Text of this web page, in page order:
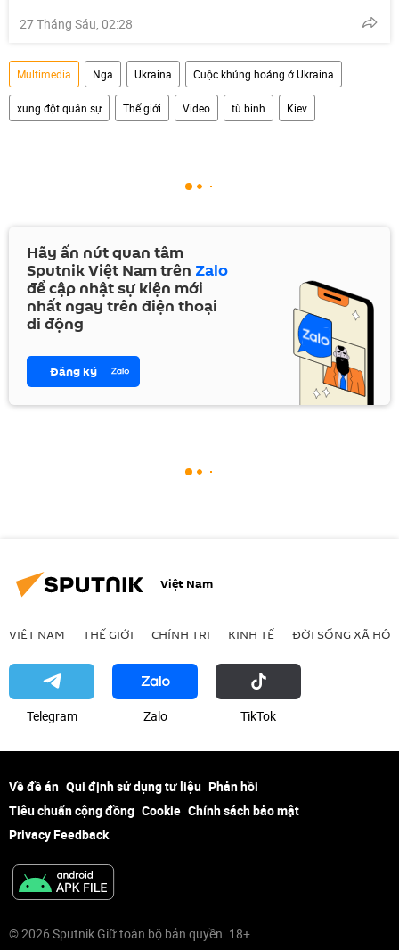
27 Tháng Sáu, 02:28
Multimedia Nga Ukraina Cuộc khủng hoảng ở Ukraina
xung đột quân sự Thế giới Video tù binh Kiev
Hãy ấn nút quan tâm
Sputnik Việt Nam trên Zalo
để cập nhật sự kiện mới
nhất ngay trên điện thoại
di động
Đăng ký
Việt Nam
VIỆT NAM THẾ GIỚI CHÍNH TRỊ KINH TẾ ĐỜI SỐNG XÃ HỘI
Telegram Zalo ТikТоk
Về đề án Qui định sử dụng tư liệu Phản hồi
Tiêu chuẩn cộng đồng Cookie Chính sách bảo mật
Privacy Feedback
© 2026 Sputnik Giữ toàn bộ bản quyền. 18+